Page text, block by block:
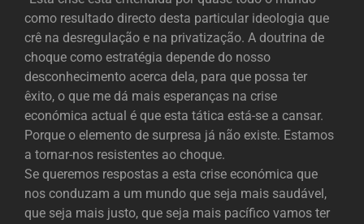
como resultado directo desta particular ideologia que
crê na desregulação e na privatização. A doutrina de
choque como estratégia depende do nosso
desconhecimento acerca dela, para que possa ter
êxito, o que me dá mais esperanças na crise
económica actual é que esta tática está-se a cansar.
Porque o elemento de surpresa já não existe. Estamos
a tornar-nos resistentes ao choque.
Se queremos respostas a esta crise económica que
nos conduzam a um mundo que seja mais saudável,
que seja mais justo, que seja mais pacífico vamos ter